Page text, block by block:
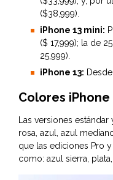
($38,999).
iPhone 13 mini:
($ 17,999); la de
25,999).
iPhone 13:
Colores iPhone
Las versiones
rosa, azul, azul
que las ediciones Pro
como: azul sierra,